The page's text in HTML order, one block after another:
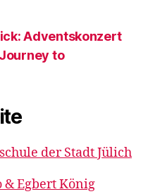
Adventskonzert
to
der Stadt Jülich
& Egbert König